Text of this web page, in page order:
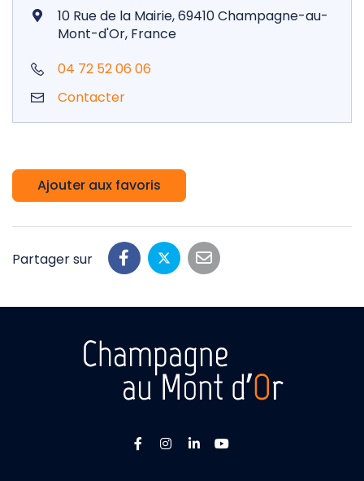
10 Rue de la Mairie, 69410 Champagne-au-
Mont-d'Or, France
04 72 52 06 06
Contacter
Ajouter aux favoris
Partager sur
Lien vers le compte Facebook
Lien vers le compte
Lien vers le compte